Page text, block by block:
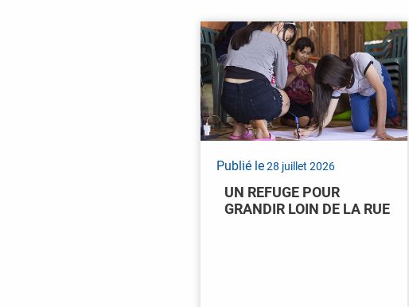
Publié le28 juillet 2026
UN REFUGE POUR
GRANDIR LOIN DE LA RUE